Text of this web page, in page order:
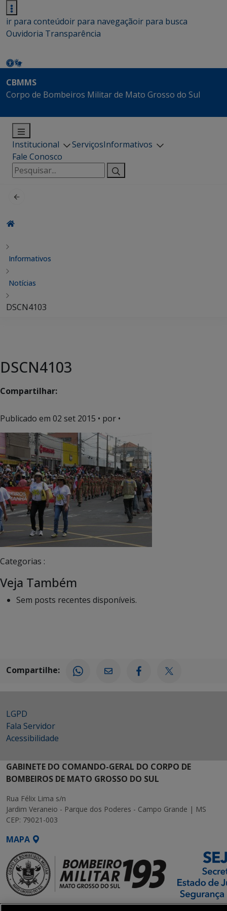
ir para conteúdoir para navegaçãoir para busca
Ouvidoria Transparência
CBMMS
Corpo de Bombeiros Militar de Mato Grosso do Sul
Institucional ServiçosInformativos
Fale Conosco
Pesquisar
por:
Informativos
Notícias
DSCN4103
DSCN4103
Compartilhar:
Publicado em 02 set 2015 • por •
Categorias :
Veja Também
Sem posts recentes disponíveis.
Compartilhe:
LGPD
Fala Servidor
Acessibilidade
GABINETE DO COMANDO-GERAL DO CORPO DE
BOMBEIROS DE MATO GROSSO DO SUL
Rua Félix Lima s/n
Jardim Veraneio - Parque dos Poderes - Campo Grande | MS
CEP: 79021-003
MAPA